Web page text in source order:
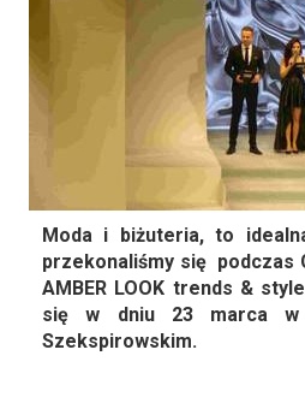
Moda i biżuteria, to
przekonaliśmy się podczas
AMBER LOOK trends &
się w dniu 23 marca w
Szekspirowskim.